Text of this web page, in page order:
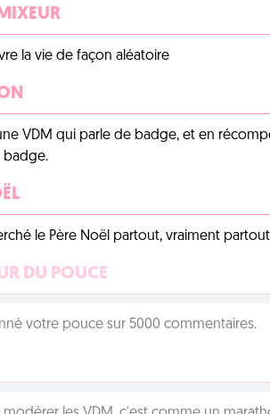
la vie de façon aléatoire
VDM qui parle de badge, et en
badge.
le Père Noël partout, vraiment
DU POUCE
votre pouce sur 5000 commentaires.